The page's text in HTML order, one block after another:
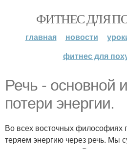
ФИТНЕС ДЛЯ
главная новости
фитнес для
Речь - основной
потери энергии.
Во всех восточных философиях
теряем энергию через речь. Мы